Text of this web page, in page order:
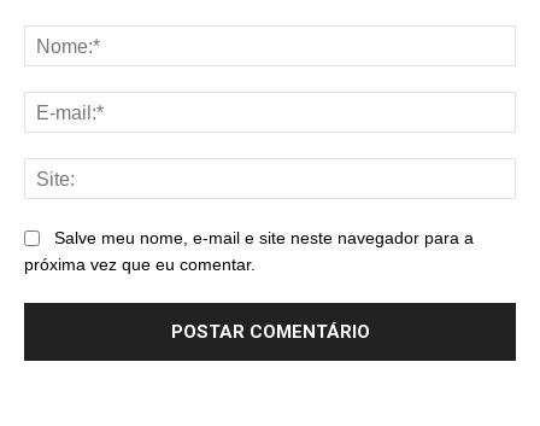
Salve meu nome, e-mail e site neste navegador para a
próxima vez que eu comentar.